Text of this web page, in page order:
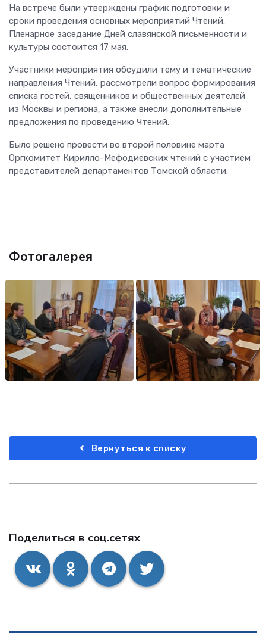
Поделиться в соц.сетях
На встрече были утверждены график подготовки и
сроки проведения основных мероприятий Чтений.
Пленарное заседание Дней славянской письменности и
культуры состоится 17 мая.
Участники мероприятия обсудили тему и тематические
направления Чтений, рассмотрели вопрос формирования
списка гостей, священников и общественных деятелей
из Москвы и региона, а также внесли дополнительные
предложения по проведению Чтений.
Было решено провести во второй половине марта
Оргкомитет Кирилло-Мефодиевских чтений с участием
представителей департаментов Томской области.
Фотогалерея
Вернуться к списку